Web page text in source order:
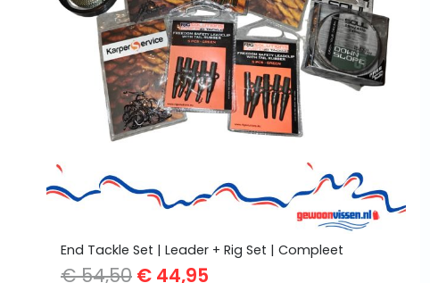
End Tackle Set | Leader + Rig Set | Compleet
€54,50 Oorspronkelijke
€ 44,95